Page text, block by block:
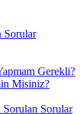
Sorular
Gerekli?
Misiniz?
Sorular